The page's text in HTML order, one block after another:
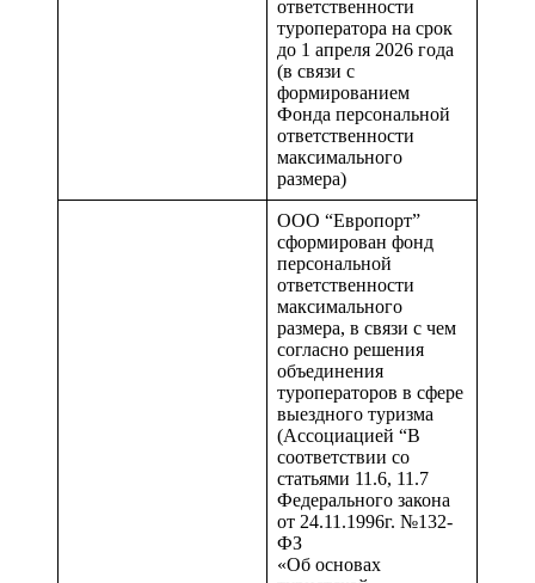
ответственности
туроператора на срок
до 1 апреля 2026 года
(в связи с
формированием
Фонда персональной
ответственности
максимального
размера)
ООО “Европорт”
сформирован фонд
персональной
ответственности
максимального
размера, в связи с чем
согласно решения
объединения
туроператоров в сфере
выездного туризма
(Ассоциацией “В
соответствии со
статьями 11.6, 11.7
Федерального закона
от 24.11.1996г. №132-
ФЗ
«Об основах